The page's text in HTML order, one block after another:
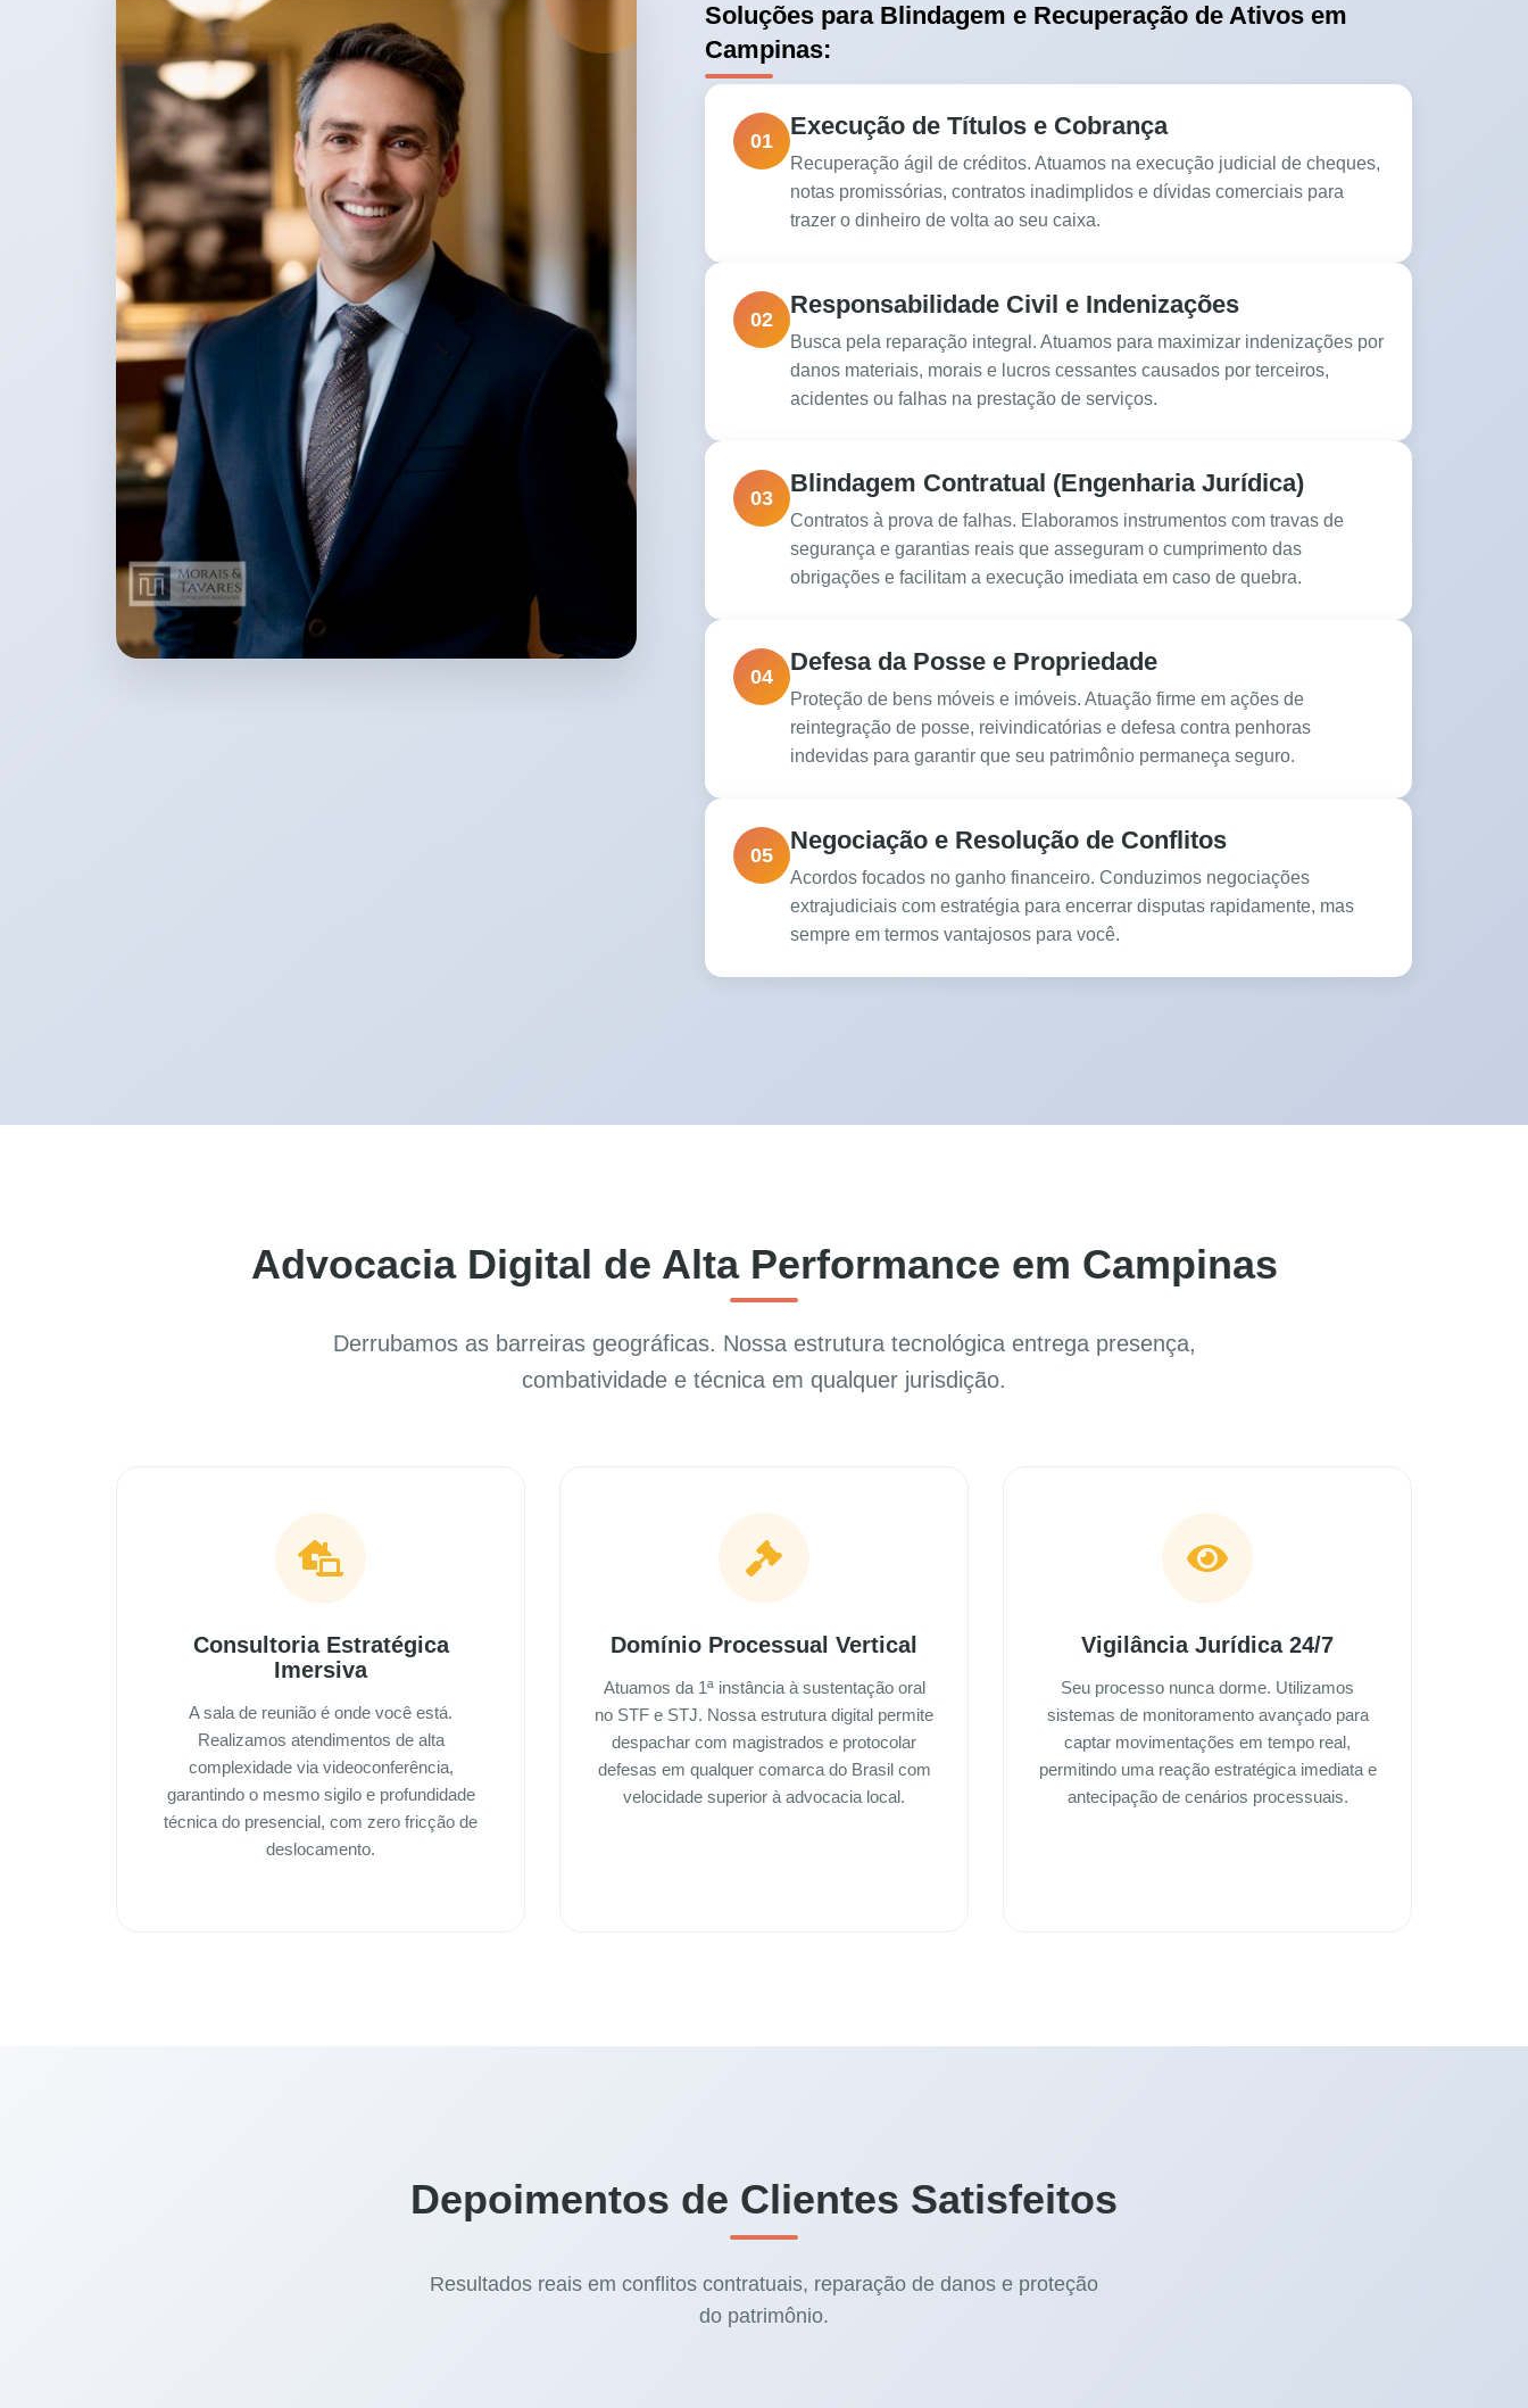
Soluções para Blindagem e Recuperação de Ativos em
Campinas:
01
Execução de Títulos e Cobrança
Recuperação ágil de créditos. Atuamos na execução judicial de cheques,
notas promissórias, contratos inadimplidos e dívidas comerciais para
trazer o dinheiro de volta ao seu caixa.
02
Responsabilidade Civil e Indenizações
Busca pela reparação integral. Atuamos para maximizar indenizações por
danos materiais, morais e lucros cessantes causados por terceiros,
acidentes ou falhas na prestação de serviços.
03
Blindagem Contratual (Engenharia Jurídica)
Contratos à prova de falhas. Elaboramos instrumentos com travas de
segurança e garantias reais que asseguram o cumprimento das
obrigações e facilitam a execução imediata em caso de quebra.
04
Defesa da Posse e Propriedade
Proteção de bens móveis e imóveis. Atuação firme em ações de
reintegração de posse, reivindicatórias e defesa contra penhoras
indevidas para garantir que seu patrimônio permaneça seguro.
05
Negociação e Resolução de Conflitos
Acordos focados no ganho financeiro. Conduzimos negociações
extrajudiciais com estratégia para encerrar disputas rapidamente, mas
sempre em termos vantajosos para você.
Advocacia Digital de Alta Performance em Campinas
Derrubamos as barreiras geográficas. Nossa estrutura tecnológica entrega presença,
combatividade e técnica em qualquer jurisdição.
Consultoria Estratégica
Imersiva
A sala de reunião é onde você está.
Realizamos atendimentos de alta
complexidade via videoconferência,
garantindo o mesmo sigilo e profundidade
técnica do presencial, com zero fricção de
deslocamento.
Domínio Processual Vertical
Atuamos da 1ª instância à sustentação oral
no STF e STJ. Nossa estrutura digital permite
despachar com magistrados e protocolar
defesas em qualquer comarca do Brasil com
velocidade superior à advocacia local.
Vigilância Jurídica 24/7
Seu processo nunca dorme. Utilizamos
sistemas de monitoramento avançado para
captar movimentações em tempo real,
permitindo uma reação estratégica imediata e
antecipação de cenários processuais.
Depoimentos de Clientes Satisfeitos
Resultados reais em conflitos contratuais, reparação de danos e proteção
do patrimônio.